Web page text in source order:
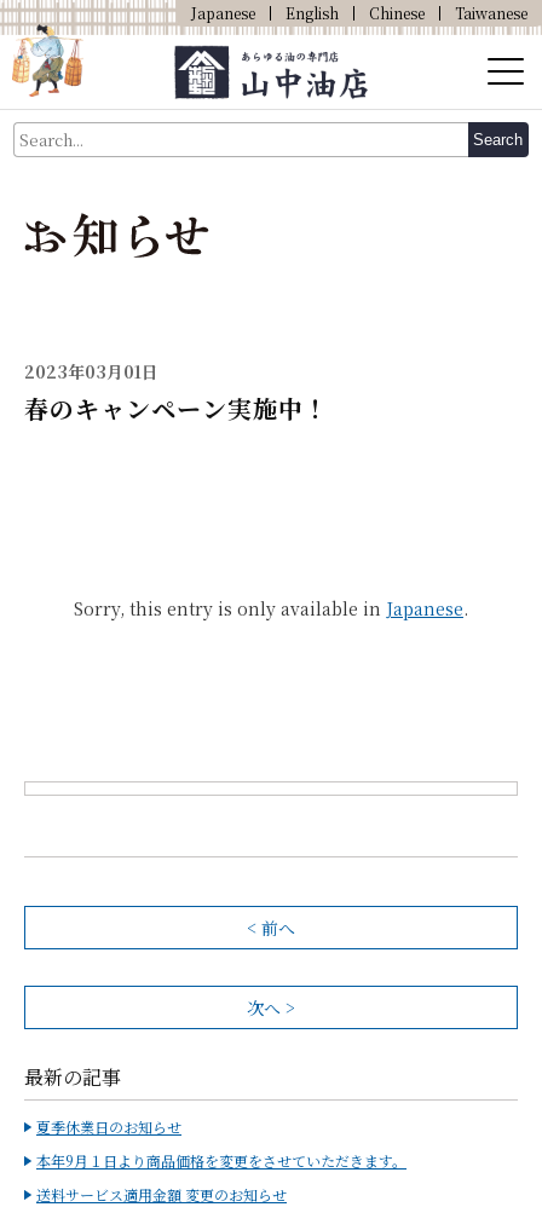
Japanese English Chinese Taiwanese
Search
About Us
Products
2023年03月01日
春のキャンペーン実施中！
Sorry, this entry is only available in Japanese.
< 前へ
次へ >
最新の記事
夏季休業日のお知らせ
本年9月１日より商品価格を変更をさせていただきます。
送料サービス適用金額 変更のお知らせ